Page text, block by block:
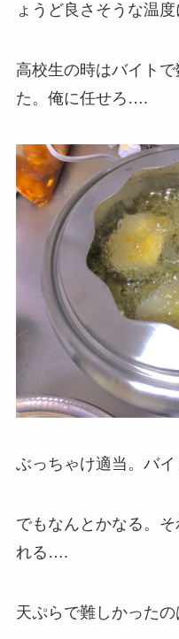
ょうど良さそうな温度
高校生の時はバイト
た。俺に任せろ….
ぶっちゃけ適当。バイ
でもなんとかなる。
れる….
天ぷらで難しかった